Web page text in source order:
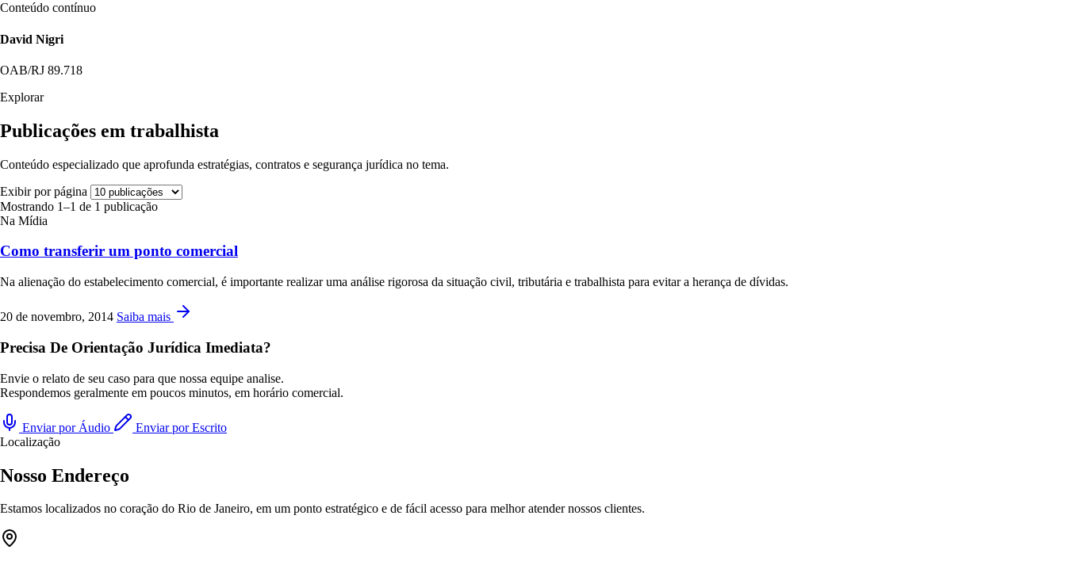
Conteúdo contínuo
David Nigri
OAB/RJ 89.718
Explorar
Publicações em trabalhista
Conteúdo especializado que aprofunda estratégias, contratos e segurança jurídica no tema.
Exibir por página
Mostrando 1–1 de 1 publicação
Na Mídia
Como transferir um ponto comercial
Na alienação do estabelecimento comercial, é importante realizar uma análise rigorosa da situação civil, tributária e trabalhista para evitar a herança de dívidas.
20 de novembro, 2014 Saiba mais
Precisa De Orientação Jurídica Imediata?
Envie o relato de seu caso para que nossa equipe analise.
Respondemos geralmente em poucos minutos, em horário comercial.
Enviar por Áudio
Enviar por Escrito
Localização
Nosso Endereço
Estamos localizados no coração do Rio de Janeiro, em um ponto estratégico e de fácil acesso para melhor atender nossos clientes.